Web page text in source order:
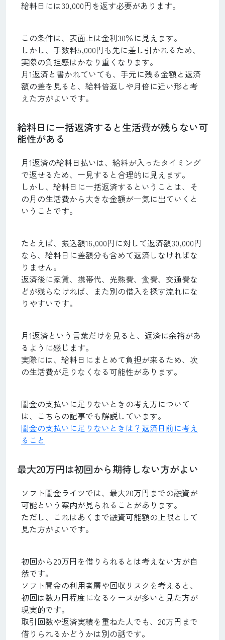
給料日には30,000円を返す必要があります。
この条件は、表面上は金利30％に見えます。
しかし、手数料5,000円も先に差し引かれるため、
実際の負担感はかなり重くなります。
月1返済と書かれていても、手元に残る金額と返済
額の差を見ると、給料倍返しや月倍に近い形と考
えた方がよいです。
給料日に一括返済すると生活費が残らない可
能性がある
月1返済の給料日払いは、給料が入ったタイミング
で返せるため、一見すると合理的に見えます。
しかし、給料日に一括返済するということは、そ
の月の生活費から大きな金額が一気に出ていくと
いうことです。
たとえば、振込額16,000円に対して返済額30,000円
なら、給料日に差額分も含めて返済しなければな
りません。
返済後に家賃、携帯代、光熱費、食費、交通費な
どが残らなければ、また別の借入を探す流れにな
りやすいです。
月1返済という言葉だけを見ると、返済に余裕があ
るように感じます。
実際には、給料日にまとめて負担が来るため、次
の生活費が足りなくなる可能性があります。
闇金の支払いに足りないときの考え方について
は、こちらの記事でも解説しています。
闇金の支払いに足りないときは？返済日前に考え
ること
最大20万円は初回から期待しない方がよい
ソフト闇金ライツでは、最大20万円までの融資が
可能という案内が見られることがあります。
ただし、これはあくまで融資可能額の上限として
見た方がよいです。
初回から20万円を借りられるとは考えない方が自
然です。
ソフト闇金の利用者層や回収リスクを考えると、
初回は数万円程度になるケースが多いと見た方が
現実的です。
取引回数や返済実績を重ねた人でも、20万円まで
借りられるかどうかは別の話です。